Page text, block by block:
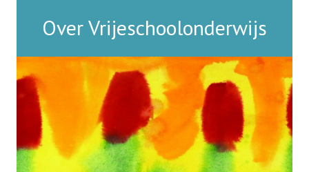
Onderwijs gaat verder dan alleen goed
leren lezen of rekenen. Onderwijs staat
ook in dienst van de
persoonlijkheidsvorming, zowel
individueel als in relatie tot de sociale
gemeenschap. De vrijeschool wil in het
Over Vrijeschoolonderwijs